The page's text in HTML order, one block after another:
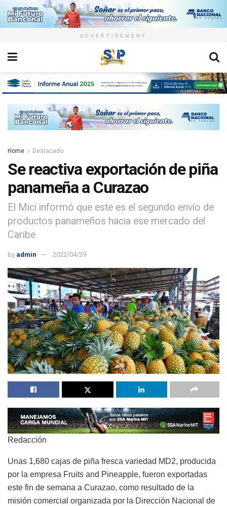
ADVERTISEMENT
Home Destacado
Se reactiva exportación de piña
panameña a Curazao
El Mici informó que este es el segundo envío de
productos panameños hacia ese mercado del
Caribe
by admin 2022/04/29
Redacción
Unas 1,680 cajas de piña fresca variedad MD2, producida
por la empresa Fruits and Pineapple, fueron exportadas
este fin de semana a Curazao, como resultado de la
misión comercial organizada por la Dirección Nacional de